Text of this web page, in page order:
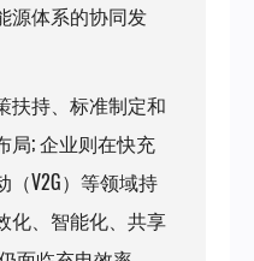
源体系的协同发
扶持、标准制定和
局; 企业则在快充
V2G）等领域持
化、智能化、共享